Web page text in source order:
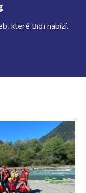
které Bidli nabízí.